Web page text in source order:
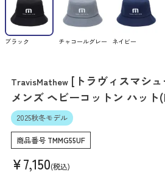
ブラック チャコールグレー ネイビー
TravisMathew [トラヴィスマシ
メンズ ヘビーコットン ハット
2025秋冬モデル
商品番号 TMMG55UF
¥7,150 税込